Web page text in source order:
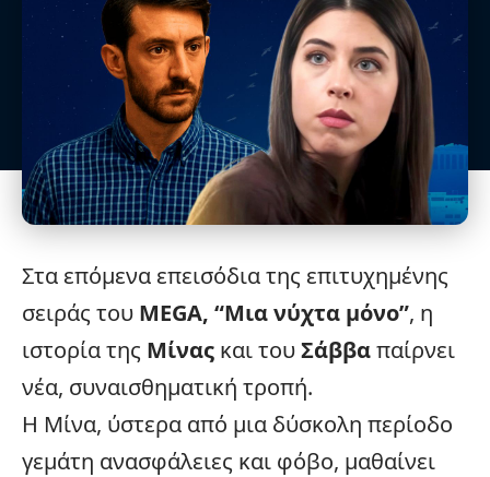
Στα επόμενα επεισόδια της επιτυχημένης
σειράς του MEGA, “Μια νύχτα μόνο”, η
ιστορία της Μίνας και τουΣάββαπαίρνει
νέα, συναισθηματική τροπή.
Η Μίνα, ύστερα από μια δύσκολη περίοδο
γεμάτη ανασφάλειες και φόβο, μαθαίνει